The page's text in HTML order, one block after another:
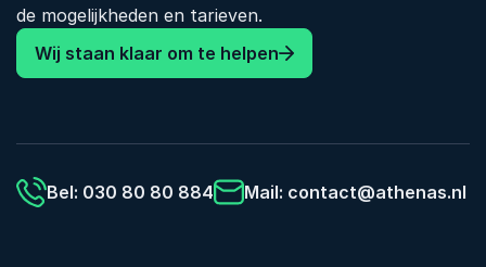
de mogelijkheden en tarieven.
Wij staan klaar om te helpen
Bel: 030 80 80 884 Mail: contact@athenas.nl